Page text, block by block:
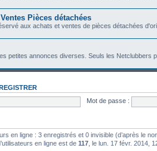
Pièces détachées
aux achats et ventes de pièces détachées
petites annonces diverses. Seuls les Netclubbers
Mot de passe :
en ligne : 3 enregistrés et 0 invisible (d’après le
en ligne est de 117 , le lun. 17 févr. 2014,